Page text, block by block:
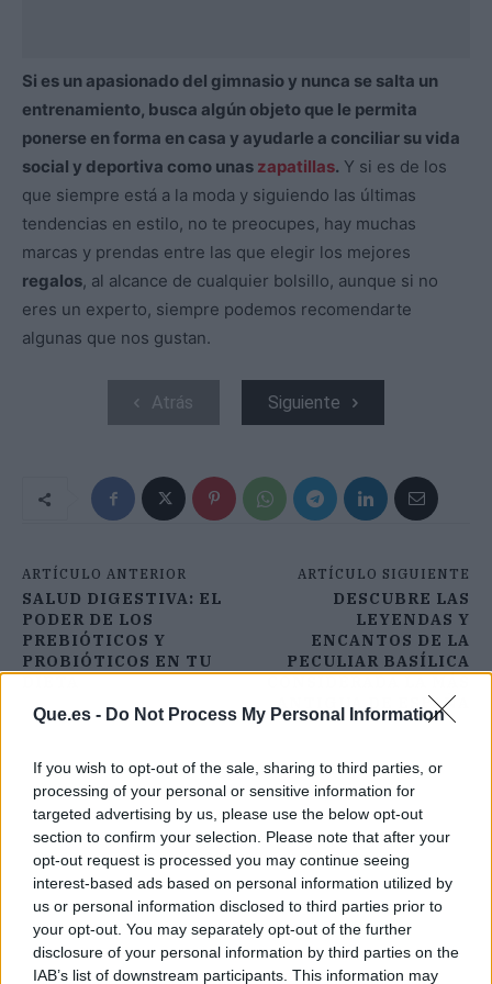
Que.es - Do Not Process My Personal Information
If you wish to opt-out of the sale, sharing to third parties, or
processing of your personal or sensitive information for
targeted advertising by us, please use the below opt-out
section to confirm your selection. Please note that after your
opt-out request is processed you may continue seeing
interest-based ads based on personal information utilized by
us or personal information disclosed to third parties prior to
your opt-out. You may separately opt-out of the further
disclosure of your personal information by third parties on the
IAB’s list of downstream participants. This information may
Si es un apasionado del gimnasio y nunca se salta un
entrenamiento, busca algún objeto que le permita
ponerse en forma en casa y ayudarle a conciliar su vida
social y deportiva como unas zapatillas. Y si es de los
que siempre está a la moda y siguiendo las últimas
tendencias en estilo, no te preocupes, hay muchas
marcas y prendas entre las que elegir los mejores
regalos, al alcance de cualquier bolsillo, aunque si no
eres un experto, siempre podemos recomendarte
algunas que nos gustan.
Atrás Siguiente
ARTÍCULO ANTERIOR
SALUD DIGESTIVA: EL
PODER DE LOS
PREBIÓTICOS Y
PROBIÓTICOS EN TU
ARTÍCULO SIGUIENTE
DESCUBRE LAS
LEYENDAS Y
ENCANTOS DE LA
PECULIAR BASÍLICA
ANTIGUA DE ESPAÑA